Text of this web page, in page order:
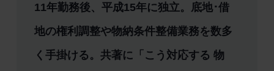
11年勤務後、平成15年に独立。底地･借
地の権利調整や物納条件整備業務を数多
く手掛ける。共著に「こう対応する 物